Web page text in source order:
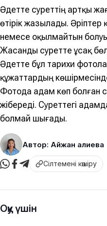
Әдетте суреттің артқы
өтірік жазылады.
немесе оқылмайтын
Жасанды суретте ұсақ
Әдетте бұл тарихи
құжаттардың
Фотода адам көп болған
жібереді. Суреттегі
болмай шығады.
Автор: Айжан Қалиева
Сілтемені көшіру
Оқу үшін